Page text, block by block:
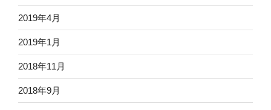
2019年4月
2019年1月
2018年11月
2018年9月